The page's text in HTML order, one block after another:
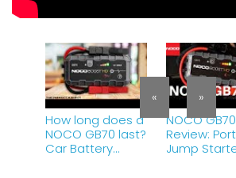
How long does a
NOCO GB70 last?
Car Battery
NOCO GB70
Review:
Jump
« »